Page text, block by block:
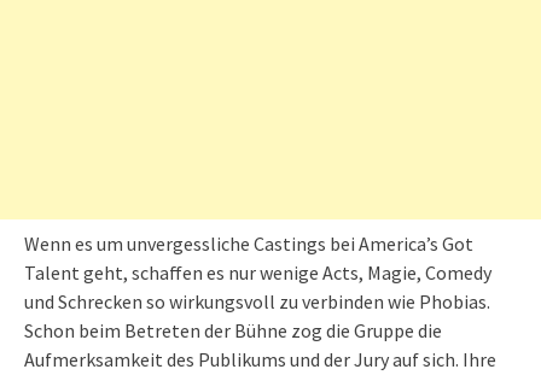
Wenn es um unvergessliche Castings bei America’s Got
Talent geht, schaffen es nur wenige Acts, Magie, Comedy
und Schrecken so wirkungsvoll zu verbinden wie Phobias.
Schon beim Betreten der Bühne zog die Gruppe die
Aufmerksamkeit des Publikums und der Jury auf sich. Ihre